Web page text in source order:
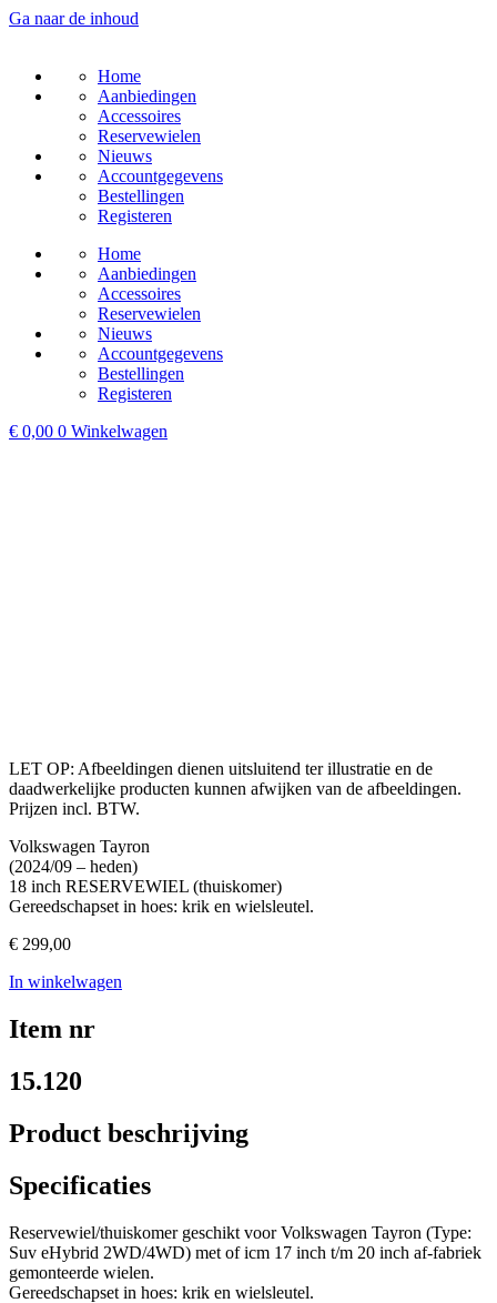
Ga naar de inhoud
Home
Aanbiedingen
Accessoires
Reservewielen
Nieuws
Accountgegevens
Bestellingen
Registeren
Home
Aanbiedingen
Accessoires
Reservewielen
Nieuws
Accountgegevens
Bestellingen
Registeren
€ 0,00 0 Winkelwagen
LET OP: Afbeeldingen dienen uitsluitend ter illustratie en de
daadwerkelijke producten kunnen afwijken van de afbeeldingen.
Prijzen incl. BTW.
Volkswagen Tayron
(2024/09 – heden)
18 inch RESERVEWIEL (thuiskomer)
Gereedschapset in hoes: krik en wielsleutel.
€ 299,00
In winkelwagen
Item nr
15.120
Product beschrijving
Specificaties
Reservewiel/thuiskomer geschikt voor Volkswagen Tayron (Type:
Suv eHybrid 2WD/4WD) met of icm 17 inch t/m 20 inch af-fabriek
gemonteerde wielen.
Gereedschapset in hoes: krik en wielsleutel.